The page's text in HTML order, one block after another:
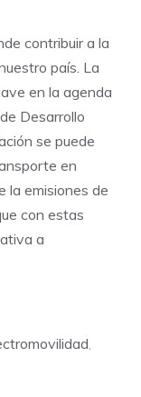
contribuir a la
país. La
en la agenda
Desarrollo
se puede
en
la emisiones de
con estas
a
,